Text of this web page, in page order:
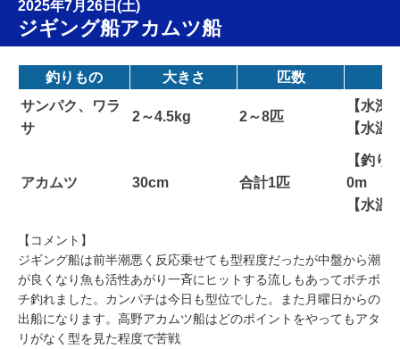
2025年7月26日(土)
ジギング船アカムツ船
釣りもの 大きさ
匹数
サンパク、ワラ
サ
2～4.5kg 2～8匹
【水深
【水
アカムツ 30cm 合計1匹
【釣
0m
【水
【コメント】
ジギング船は前半潮悪く反応乗せても型程度だったが中盤から潮
が良くなり魚も活性あがり一斉にヒットする流しもあってポチポ
チ釣れました。カンパチは今日も型位でした。また月曜日からの
出船になります。高野アカムツ船はどのポイントをやってもアタ
リがなく型を見た程度で苦戦